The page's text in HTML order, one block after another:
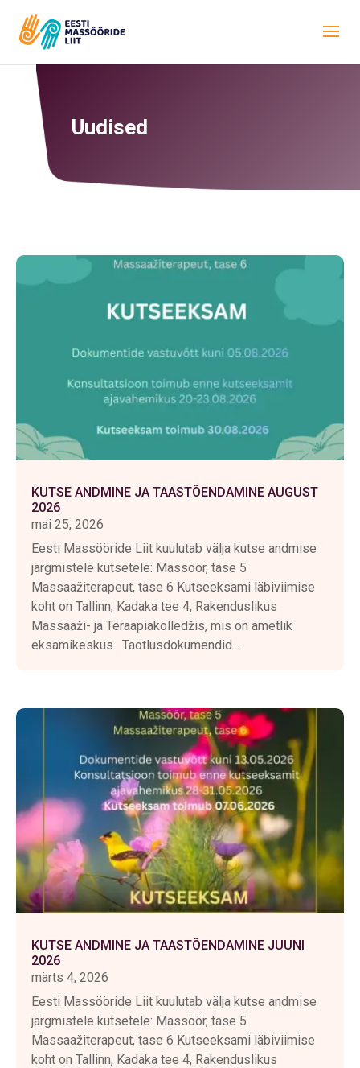
Uudised
KUTSE ANDMINE JA TAASTÕENDAMINE AUGUST
2026
mai 25, 2026
Eesti Massööride Liit kuulutab välja kutse andmise
järgmistele kutsetele: Massöör, tase 5
Massaažiterapeut, tase 6 Kutseeksami läbiviimise
koht on Tallinn, Kadaka tee 4, Rakenduslikus
Massaaži- ja Teraapiakolledžis, mis on ametlik
eksamikeskus. Taotlusdokumendid...
KUTSE ANDMINE JA TAASTÕENDAMINE JUUNI
2026
märts 4, 2026
Eesti Massööride Liit kuulutab välja kutse andmise
järgmistele kutsetele: Massöör, tase 5
Massaažiterapeut, tase 6 Kutseeksami läbiviimise
koht on Tallinn, Kadaka tee 4, Rakenduslikus